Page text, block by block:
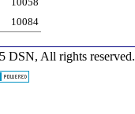
10084
DSN, All rights reserved.